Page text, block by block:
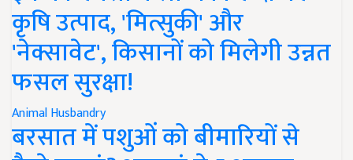
कृषि उत्पाद, 'मित्सुकी' और
'नेक्सावेट', किसानों को मिलेगी उन्नत
फसल सुरक्षा!
Animal Husbandry
बरसात में पशुओं को बीमारियों से